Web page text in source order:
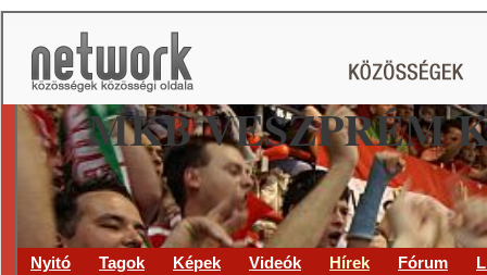
MKB VESZPRÉM
Nyitó Tagok Képek Videók Hírek Fórum